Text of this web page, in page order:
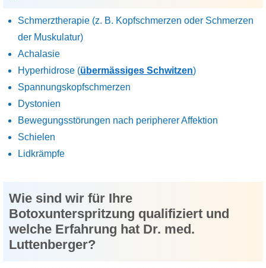
Schmerztherapie (z. B. Kopfschmerzen oder Schmerzen
der Muskulatur)
Achalasie
Hyperhidrose (übermässiges Schwitzen)
Spannungskopfschmerzen
Dystonien
Bewegungsstörungen nach peripherer Affektion
Schielen
Lidkrämpfe
Wie sind wir für Ihre
Botoxunterspritzung qualifiziert und
welche Erfahrung hat Dr. med.
Luttenberger?